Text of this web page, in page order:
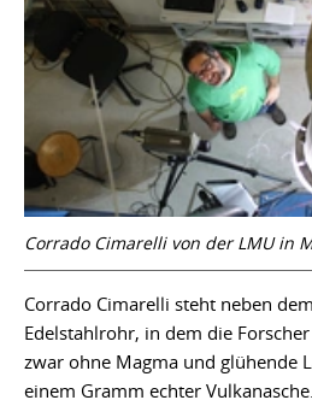
Corrado Cimarelli von der LMU in
Corrado Cimarelli steht neben
Edelstahlrohr, in dem die
zwar ohne Magma und glühende
einem Gramm echter